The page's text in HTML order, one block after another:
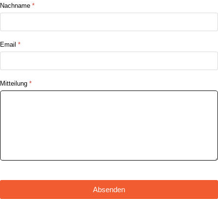
Nachname *
Email *
Mitteilung *
Absenden